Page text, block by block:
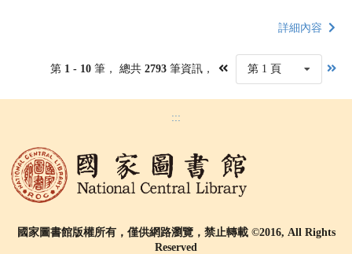
詳細內容
第 1 - 10 筆， 總共 2793筆資訊， 第 1 頁
:::
國家圖書館版權所有，僅供網路瀏覽，禁止轉載 ©2016, All Rights
Reserved